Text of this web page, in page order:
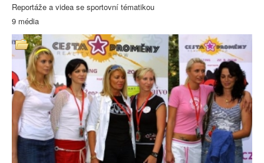
Reportáže a videa se sportovní tématikou
9 média